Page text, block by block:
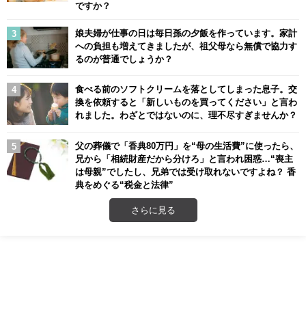
ですか？
娘夫婦が仕事の日は毎日孫の夕飯を作っています。家計
への負担も増えてきましたが、祖父母なら無償で協力す
るのが普通でしょうか？
食べる前のソフトクリームを落としてしまった息子。交
換を依頼すると「新しいものを買ってください」と言わ
れました。わざとではないのに、理不尽すぎませんか？
父の葬儀で「香典80万円」を“母の生活費”に使ったら、
兄から「相続財産だから分けろ」と言われ困惑…“喪主
は母親”でしたし、兄弟では受け取れないですよね？ 香
典をめぐる“税金と法律”
さらに見る